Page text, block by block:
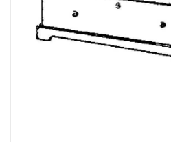
NIEUWE TIJDSCHRIFTEN